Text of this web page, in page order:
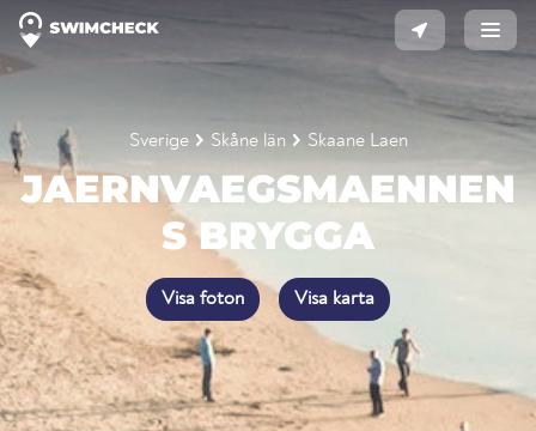
Sverige Skåne län Skaane Laen
JAERNVAEGSMAENNEN
S BRYGGA
Visa foton Visa karta